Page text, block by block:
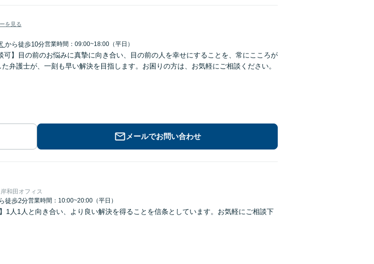
を見る
から徒歩10分営業時間：09:00~18:00（平日）
可】目の前のお悩みに真摯に向き合い、目の前の人を幸せにすることを、常にこころが
弁護士が、一刻も早い解決を目指します。お困りの方は、お気軽にご相談ください。
メールでお問い合わせ
和田オフィス
徒歩2分営業時間：10:00~20:00（平日）
1人1人と向き合い、より良い解決を得ることを信条としています。お気軽にご相談下